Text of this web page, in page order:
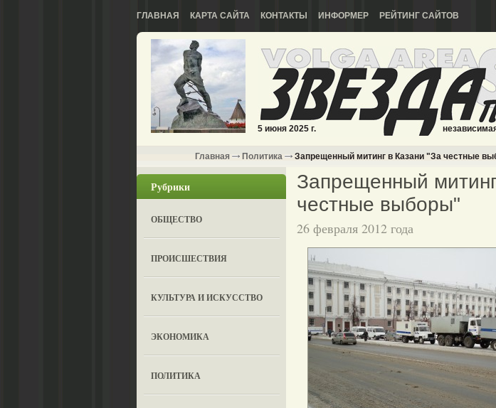
ГЛАВНАЯ КАРТА САЙТА КОНТАКТЫ ИНФОРМЕР РЕЙТИНГ САЙТОВ
5 июня 2025 г.
Главная Политика Запрещенный митинг в Казани "За честные
Рубрики
ОБЩЕСТВО
ПРОИСШЕСТВИЯ
КУЛЬТУРА И ИСКУССТВО
ЭКОНОМИКА
ПОЛИТИКА
Запрещенный
честные выборы"
26 февраля 2012 года